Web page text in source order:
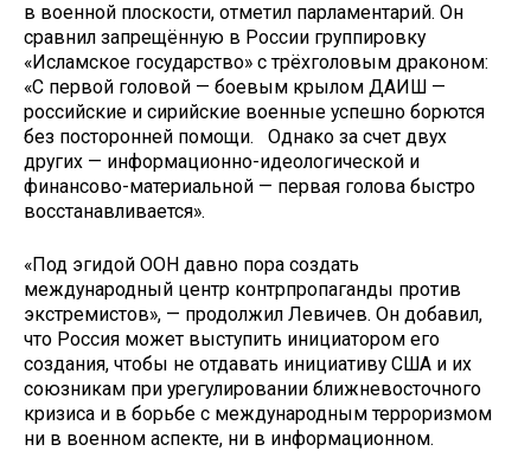
в военной плоскости, отметил парламентарий. Он
сравнил запрещённую в России группировку
«Исламское государство» с трёхголовым драконом:
«С первой головой — боевым крылом ДАИШ —
российские и сирийские военные успешно борются
без посторонней помощи. Однако за счет двух
других — информационно-идеологической и
финансово-материальной — первая голова быстро
восстанавливается».
«Под эгидой ООН давно пора создать
международный центр контрпропаганды против
экстремистов», — продолжил Левичев. Он добавил,
что Россия может выступить инициатором его
создания, чтобы не отдавать инициативу США и их
союзникам при урегулировании ближневосточного
кризиса и в борьбе с международным терроризмом
ни в военном аспекте, ни в информационном.